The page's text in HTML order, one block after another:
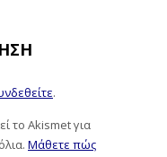
.
το Akismet για
Μάθετε πώς